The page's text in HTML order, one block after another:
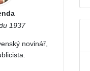
1937
novinář,